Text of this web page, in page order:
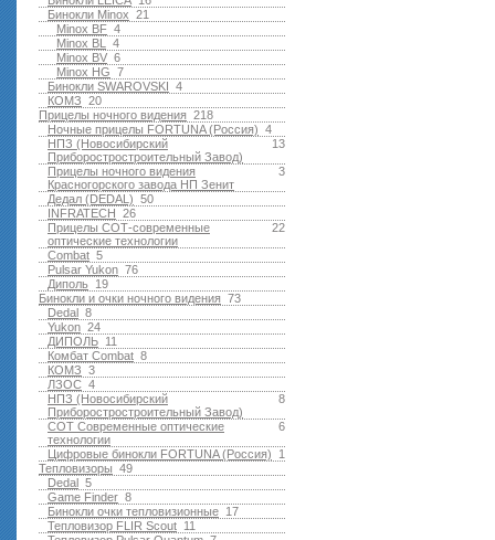
21
Бинокли Minox
4
Minox BF
4
Minox BL
6
Minox BV
7
Minox HG
4
Бинокли SWAROVSKI
20
КОМЗ
218
Прицелы ночного видения
4
Ночные прицелы FORTUNA (Россия)
13
НПЗ (Новосибирский
Приборостростроительный Завод)
3
Прицелы ночного видения
Красногорского завода НП Зенит
50
Дедал (DEDAL)
26
INFRATECH
22
Прицелы СОТ-современные
оптические технологии
5
Combat
76
Pulsar Yukon
19
Диполь
73
Бинокли и очки ночного видения
8
Dedal
24
Yukon
11
ДИПОЛЬ
8
Комбат Combat
3
КОМЗ
4
ЛЗОС
8
НПЗ (Новосибирский
Приборостростроительный Завод)
6
СОТ Современные оптические
технологии
1
Цифровые бинокли FORTUNA (Россия)
49
Тепловизоры
5
Dedal
8
Game Finder
17
Бинокли очки тепловизионные
11
Тепловизор FLIR Scout